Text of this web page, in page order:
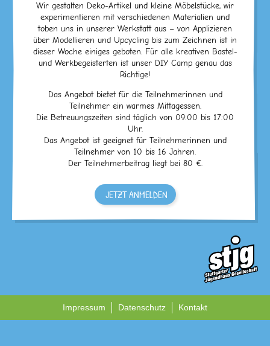
Wir gestalten Deko-Artikel und kleine Möbelstücke, wir
experimentieren mit verschiedenen Materialien und
toben uns in unserer Werkstatt aus – von Applizieren
über Modellieren und Upcycling bis zum Zeichnen ist in
dieser Woche einiges geboten. Für alle kreativen Bastel-
und Werkbegeisterten ist unser DIY Camp genau das
Richtige!
Das Angebot bietet für die Teilnehmerinnen und
Teilnehmer ein warmes Mittagessen.
Die Betreuungszeiten sind täglich von 09:00 bis 17:00
Uhr.
Das Angebot ist geeignet für Teilnehmerinnen und
Teilnehmer von 10 bis 16 Jahren.
Der Teilnehmerbeitrag liegt bei 80 €.
JETZT ANMELDEN
Impressum Datenschutz Kontakt